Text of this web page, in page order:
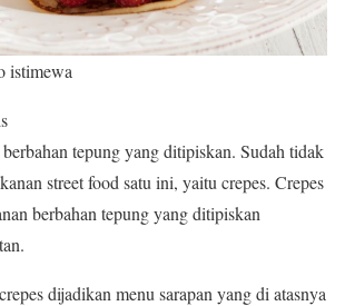
istimewa
tepung yang ditipiskan. Sudah tidak
street food satu ini, yaitu crepes. Crepes
berbahan tepung yang ditipiskan
dijadikan menu sarapan yang di atasnya